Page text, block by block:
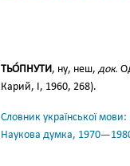
ТЬО́ПНУТИ, ну, неш, док.
Карий, І, 1960, 268).
Словник української
Наукова думка,